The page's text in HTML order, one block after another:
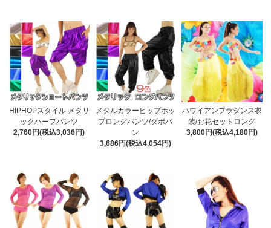
HIPHOPスタイル メタリ
ックハーフパンツ
2,760円(税込3,036円)
メタルカラーヒップホッ
プロングパンツ/ダボパ
ン
3,686円(税込4,054円)
ハワイアンフラダンス衣
装/お花セットロング
3,800円(税込4,180円)